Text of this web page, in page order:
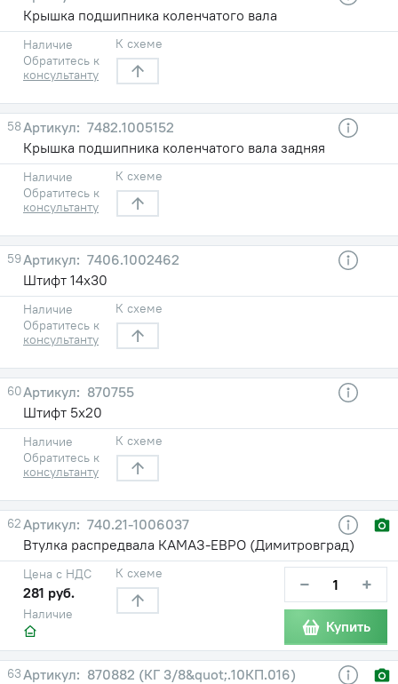
Крышка подшипника коленчатого вала
Наличие
Обратитесь к
консультанту
К схеме
58
7482.1005152
Крышка подшипника коленчатого вала задняя
Наличие
Обратитесь к
консультанту
К схеме
59
7406.1002462
Штифт 14х30
Наличие
Обратитесь к
консультанту
К схеме
60
870755
Штифт 5х20
Наличие
Обратитесь к
консультанту
К схеме
62
740.21-1006037
Втулка распредвала КАМАЗ-ЕВРО (Димитровград)
Наличие
Цена с НДС
281 руб.
К схеме − +
Купить
63
870882 (КГ 3/8&quot;.10КП.016)